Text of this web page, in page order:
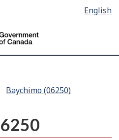
main
content
la
version
HTML
English
Baychimo (06250)